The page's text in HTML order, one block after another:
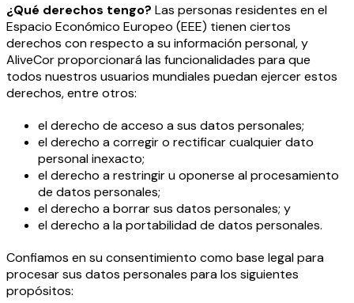
¿Qué derechos tengo? Las personas residentes en el
Espacio Económico Europeo (EEE) tienen ciertos
derechos con respecto a su información personal, y
AliveCor proporcionará las funcionalidades para que
todos nuestros usuarios mundiales puedan ejercer estos
derechos, entre otros:
el derecho de acceso a sus datos personales;
el derecho a corregir o rectificar cualquier dato
personal inexacto;
el derecho a restringir u oponerse al procesamiento
de datos personales;
el derecho a borrar sus datos personales; y
el derecho a la portabilidad de datos personales.
Confiamos en su consentimiento como base legal para
procesar sus datos personales para los siguientes
propósitos: